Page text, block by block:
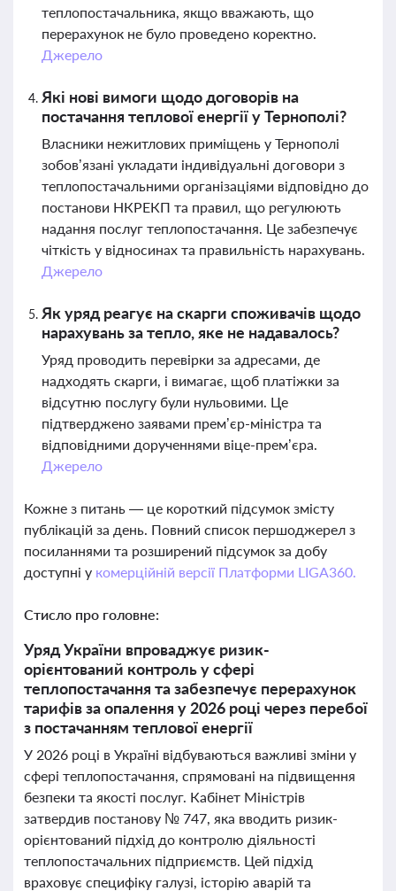
теплопостачальника, якщо вважають, що
перерахунок не було проведено коректно.
Джерело
Які нові вимоги щодо договорів на
постачання теплової енергії у Тернополі?
Власники нежитлових приміщень у Тернополі
зобов’язані укладати індивідуальні договори з
теплопостачальними організаціями відповідно до
постанови НКРЕКП та правил, що регулюють
надання послуг теплопостачання. Це забезпечує
чіткість у відносинах та правильність нарахувань.
Джерело
Як уряд реагує на скарги споживачів щодо
нарахувань за тепло, яке не надавалось?
Уряд проводить перевірки за адресами, де
надходять скарги, і вимагає, щоб платіжки за
відсутню послугу були нульовими. Це
підтверджено заявами прем’єр-міністра та
відповідними дорученнями віце-прем’єра.
Джерело
Кожне з питань — це короткий підсумок змісту
публікацій за день. Повний список першоджерел з
посиланнями та розширений підсумок за добу
доступні у комерційній версії Платформи LIGA360.
Стисло про головне:
Уряд України впроваджує ризик-
орієнтований контроль у сфері
теплопостачання та забезпечує перерахунок
тарифів за опалення у 2026 році через перебої
з постачанням теплової енергії
У 2026 році в Україні відбуваються важливі зміни у
сфері теплопостачання, спрямовані на підвищення
безпеки та якості послуг. Кабінет Міністрів
затвердив постанову № 747, яка вводить ризик-
орієнтований підхід до контролю діяльності
теплопостачальних підприємств. Цей підхід
враховує специфіку галузі, історію аварій та